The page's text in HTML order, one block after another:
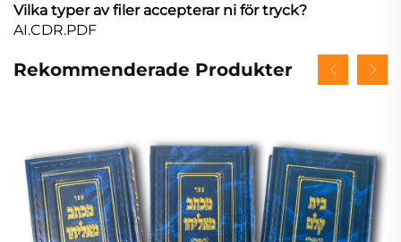
Vilka typer av filer accepterar ni för tryck?
AI.CDR.PDF
Rekommenderade Produkter